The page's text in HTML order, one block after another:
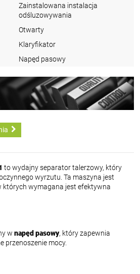
Zainstalowana instalacja
odśluzowywania
Otwarty
Klaryfikator
Napęd pasowy
to wydajny separator talerzowy, który
wyrzutu. Ta maszyna jest
których wymagana jest efektywna
w napęd pasowy, który zapewnia
przenoszenie mocy.